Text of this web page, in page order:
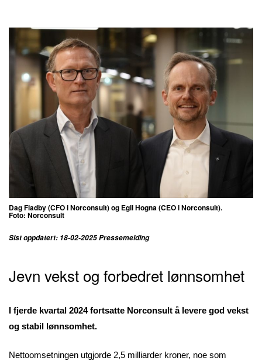
Dag Fladby (CFO i Norconsult) og Egil Hogna (CEO i Norconsult).
Foto: Norconsult
Sist oppdatert: 18-02-2025 Pressemelding
Jevn vekst og forbedret lønnsomhet
I fjerde kvartal 2024 fortsatte Norconsult å levere god vekst
og stabil lønnsomhet.
Nettoomsetningen utgjorde 2,5 milliarder kroner, noe som